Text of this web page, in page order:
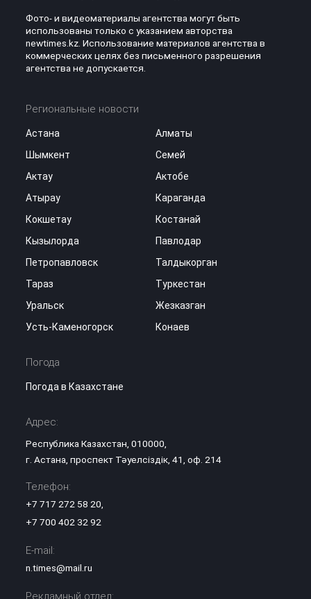
Фото- и видеоматериалы агентства могут быть
использованы только с указанием авторства
newtimes.kz. Использование материалов агентства в
коммерческих целях без письменного разрешения
агентства не допускается.
Региональные новости
Астана
Алматы
Шымкент
Семей
Актау
Актобе
Атырау
Караганда
Кокшетау
Костанай
Кызылорда
Павлодар
Петропавловск
Талдыкорган
Тараз
Туркестан
Уральск
Жезказган
Усть-Каменогорск
Конаев
Погода
Погода в Казахстане
Адрес:
Республика Казахстан, 010000,
г. Астана, проспект Тәуелсіздік, 41, оф. 214
Телефон:
+7 717 272 58 20,
+7 700 402 32 92
E-mail:
n.times@mail.ru